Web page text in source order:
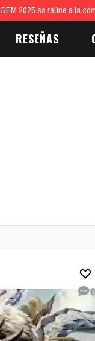
2025 se reúne a la
RESEÑAS
0